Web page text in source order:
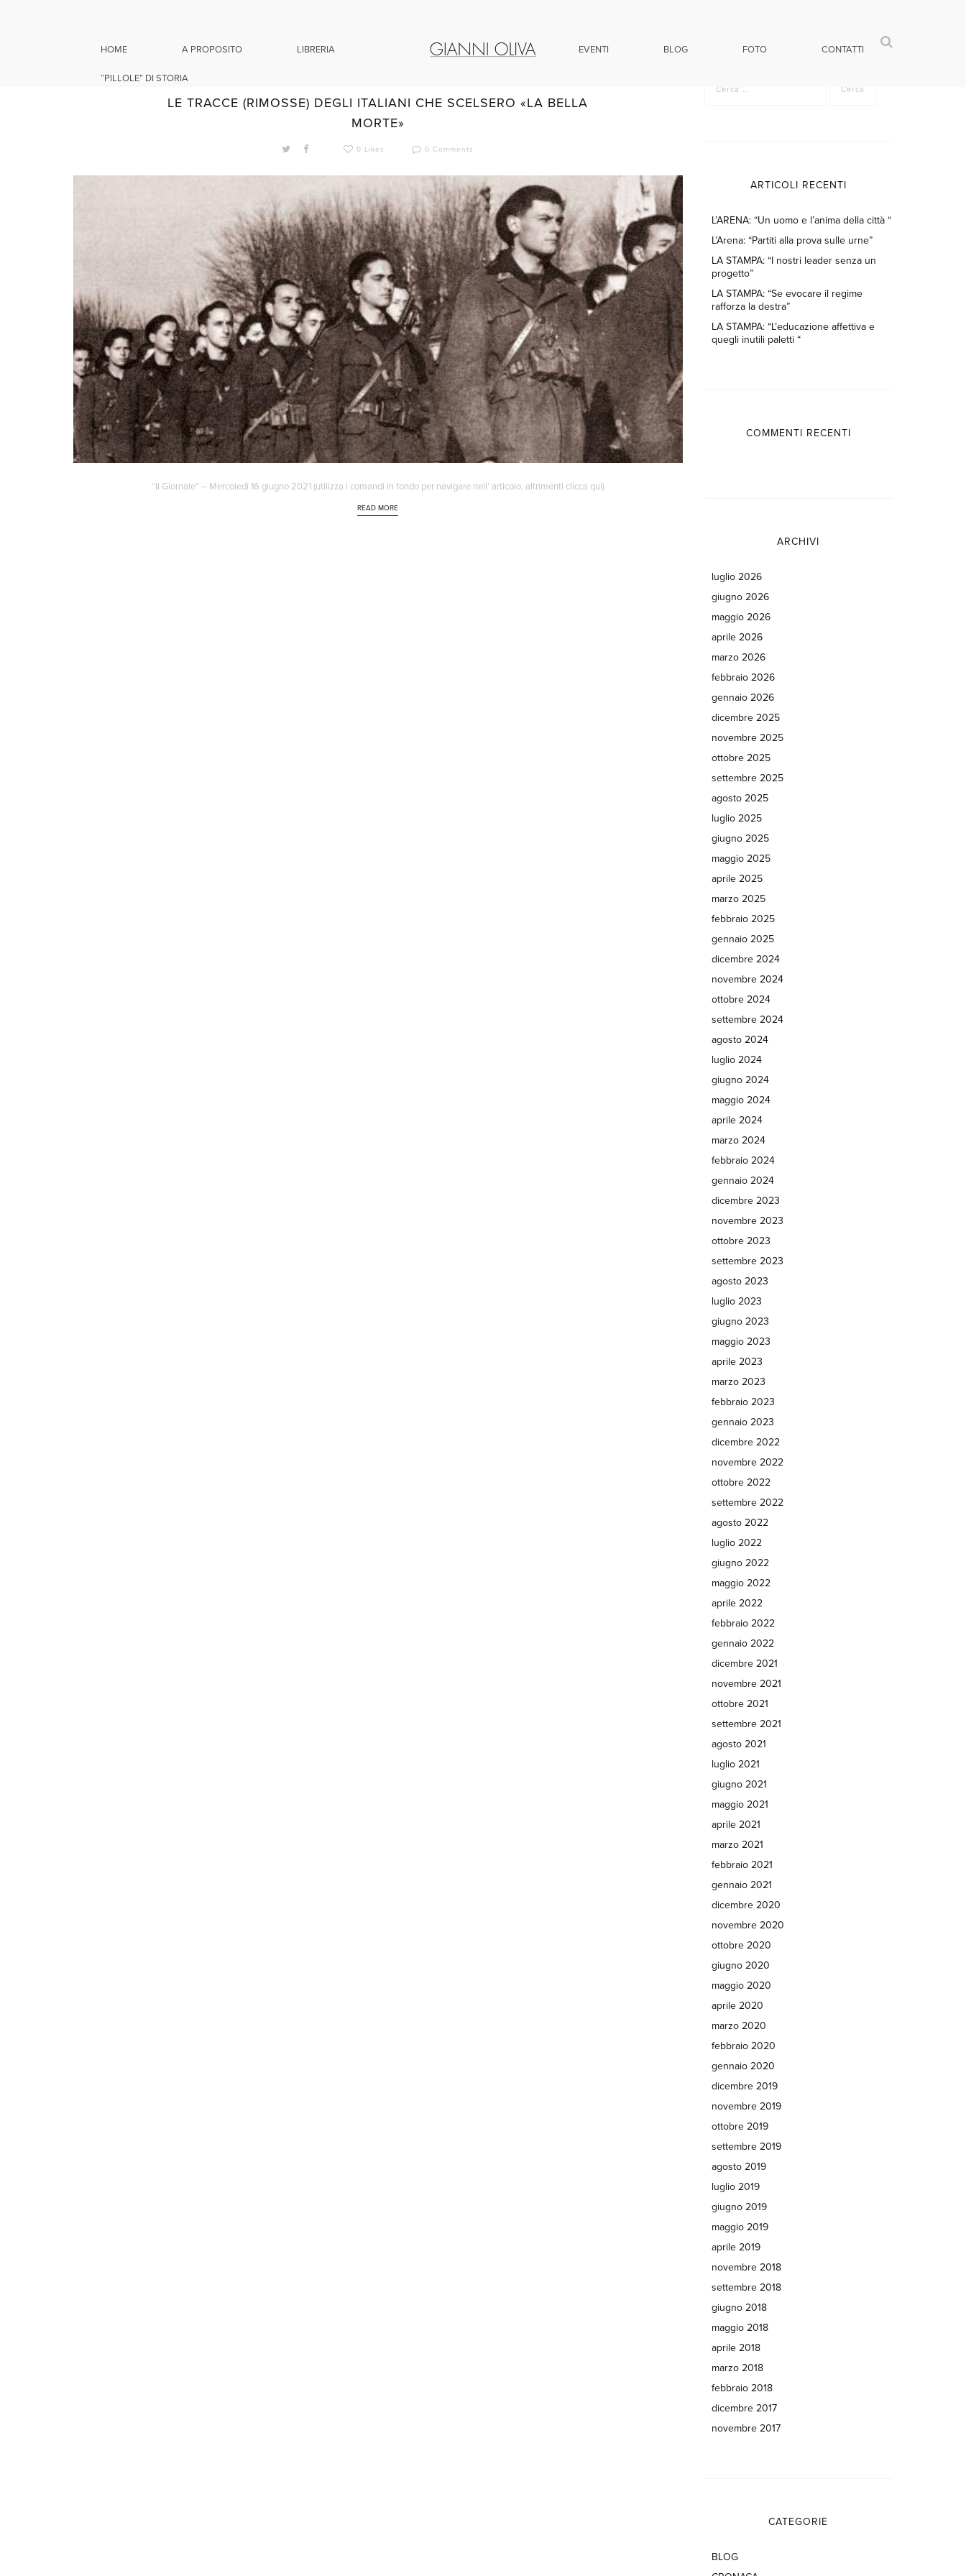
HOME A PROPOSITO LIBRERIA
“PILLOLE” DI STORIA
EVENTI BLOG FOTO CONTATTI
LE TRACCE (RIMOSSE) DEGLI ITALIANI CHE SCELSERO «LA BELLA
MORTE»
0 Likes 0 Comments
“Il Giornale” – Mercoledì 16 giugno 2021 (utilizza i comandi in fondo per navigare nell’ articolo, altrimenti clicca qui)
READ MORE
per:
ARTICOLI RECENTI
L’ARENA: “Un uomo e l’anima della città “
L’Arena: “Partiti alla prova sulle urne”
LA STAMPA: “I nostri leader senza un
progetto”
LA STAMPA: “Se evocare il regime
rafforza la destra”
LA STAMPA: “L’educazione affettiva e
quegli inutili paletti “
COMMENTI RECENTI
ARCHIVI
luglio 2026
giugno 2026
maggio 2026
aprile 2026
marzo 2026
febbraio 2026
gennaio 2026
dicembre 2025
novembre 2025
ottobre 2025
settembre 2025
agosto 2025
luglio 2025
giugno 2025
maggio 2025
aprile 2025
marzo 2025
febbraio 2025
gennaio 2025
dicembre 2024
novembre 2024
ottobre 2024
settembre 2024
agosto 2024
luglio 2024
giugno 2024
maggio 2024
aprile 2024
marzo 2024
febbraio 2024
gennaio 2024
dicembre 2023
novembre 2023
ottobre 2023
settembre 2023
agosto 2023
luglio 2023
giugno 2023
maggio 2023
aprile 2023
marzo 2023
febbraio 2023
gennaio 2023
dicembre 2022
novembre 2022
ottobre 2022
settembre 2022
agosto 2022
luglio 2022
giugno 2022
maggio 2022
aprile 2022
febbraio 2022
gennaio 2022
dicembre 2021
novembre 2021
ottobre 2021
settembre 2021
agosto 2021
luglio 2021
giugno 2021
maggio 2021
aprile 2021
marzo 2021
febbraio 2021
gennaio 2021
dicembre 2020
novembre 2020
ottobre 2020
giugno 2020
maggio 2020
aprile 2020
marzo 2020
febbraio 2020
gennaio 2020
dicembre 2019
novembre 2019
ottobre 2019
settembre 2019
agosto 2019
luglio 2019
giugno 2019
maggio 2019
aprile 2019
novembre 2018
settembre 2018
giugno 2018
maggio 2018
aprile 2018
marzo 2018
febbraio 2018
dicembre 2017
novembre 2017
CATEGORIE
BLOG